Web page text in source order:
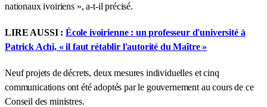
nationaux ivoiriens », a-t-il précisé.
LIRE AUSSI : École ivoirienne : un professeur d'université à
Patrick Achi, « il faut rétablir l'autorité du Maître »
Neuf projets de décrets, deux mesures individuelles et cinq
communications ont été adoptés par le gouvernement au cours de ce
Conseil des ministres.